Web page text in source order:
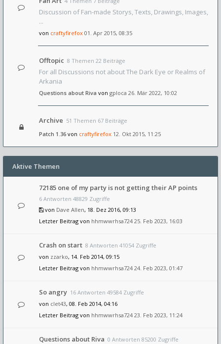
Discussion of Fan-made Storys, Texts, Drawings, Images,
...
von craftyfirefox 01. Apr 2015, 08:35
Offtopic 8 Themen 22 Beiträge
For all Discussions not about The Dark Eye or Realms of
Arkania
Questions about Riva von gploca 26. Mär 2022, 10:02
Archive 51 Themen 67 Beiträge
Patch 1.36 von craftyfirefox 12. Okt 2015, 11:25
Aktive Themen
72185 one of my party is not getting their AP points
6 Antworten 48829 Zugriffe
von Dave Allen, 18. Dez 2016, 09:13
Letzter Beitrag von hhmwwrhsa724 25. Feb 2023, 16:03
Crash on start 8 Antworten 41054 Zugriffe
von zzarko, 14. Feb 2014, 09:15
Letzter Beitrag von hhmwwrhsa724 24. Feb 2023, 01:47
So angry 16 Antworten 49584 Zugriffe
von clet43, 08. Feb 2014, 04:16
Letzter Beitrag von hhmwwrhsa724 23. Feb 2023, 11:24
Questions about Riva 0 Antworten 85200 Zugriffe